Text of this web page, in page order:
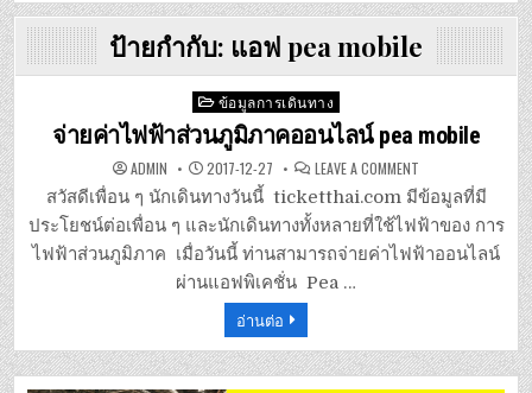
ป้ายกำกับ: แอฟ pea mobile
Posted
in
ข้อมูลการเดินทาง
จ่ายค่าไฟฟ้าส่วนภูมิภาคออนไลน์ pea mobile
ADMIN 2017-12-27 LEAVE A COMMENT
ค่า
ไฟฟ้า
ส่วน
ภูมิภาค
ออนไลน์
PEA
สวัสดีเพื่อน ๆ นักเดินทางวันนี้ ticketthai.com มีข้อมูลที่มี
ประโยชน์ต่อเพื่อน ๆ และนักเดินทางทั้งหลายที่ใช้ไฟฟ้าของ การ
ไฟฟ้าส่วนภูมิภาค เมื่อวันนี้ ท่านสามารถจ่ายค่าไฟฟ้าออนไลน์
ผ่านแอฟพิเคชั่น Pea …
อ่านต่อ